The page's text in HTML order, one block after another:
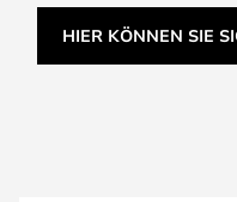
HIER KÖNNEN SIE